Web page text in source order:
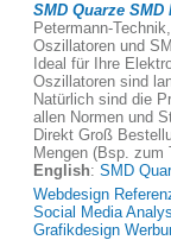
SMD Quarze
Petermann-
Oszillatoren und
Ideal für Ihre
Oszillatoren sind
Natürlich sind die
allen Normen und
Direkt Groß
Mengen (Bsp. zum
English: SMD
Webdesign
Social Media
Grafikdesign